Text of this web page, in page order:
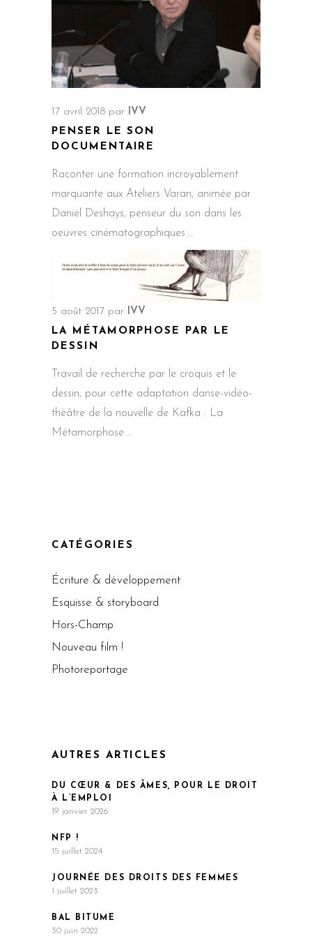
Spectacle théâtral et musical explorant de
l'intérieur les troubles « dys » à travers trois
personnages d'adolescent. e.s turbulent. e.s
et créatif
17 avril 2018 par
IVV
PENSER LE SON
DOCUMENTAIRE
Raconter une formation incroyablement
marquante aux Ateliers Varan, animée par
Daniel Deshays, penseur du son dans les
oeuvres cinématographiques
5 août 2017 par IVV
LA MÉTAMORPHOSE PAR LE
DESSIN
Travail de recherche par le croquis et le
dessin, pour cette adaptation danse-vidéo-
théâtre de la nouvelle de Kafka : La
Métamorphose
CATÉGORIES
Écriture & développement
Esquisse & storyboard
Hors-Champ
Nouveau film !
Photoreportage
AUTRES ARTICLES
DU CŒUR & DES ÂMES, POUR LE DROIT
À L’EMPLOI
19 janvier 2026
NFP !
15 juillet 2024
JOURNÉE DES DROITS DES FEMMES
1 juillet 2023
BAL BITUME
30 juin 2022